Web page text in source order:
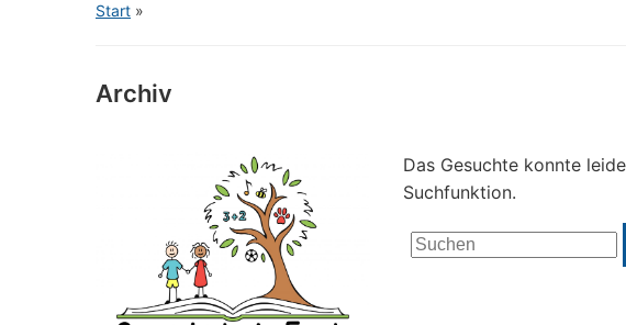
Start »
Archiv
Das Gesuchte konnte
Suchfunktion.
Search
for: